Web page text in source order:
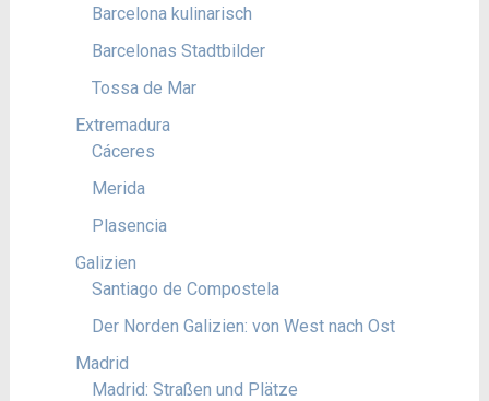
Barcelona kulinarisch
Barcelonas Stadtbilder
Tossa de Mar
Extremadura
Cáceres
Merida
Plasencia
Galizien
Santiago de Compostela
Der Norden Galizien: von West nach Ost
Madrid
Madrid: Straßen und Plätze